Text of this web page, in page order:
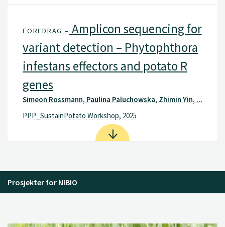
FOREDRAG – Amplicon sequencing for
variant detection – Phytophthora
infestans effectors and potato R
genes
Simeon Rossmann, Paulina Paluchowska, Zhimin Yin, ...
PPP_SustainPotato Workshop, 2025
Prosjekter for NIBIO